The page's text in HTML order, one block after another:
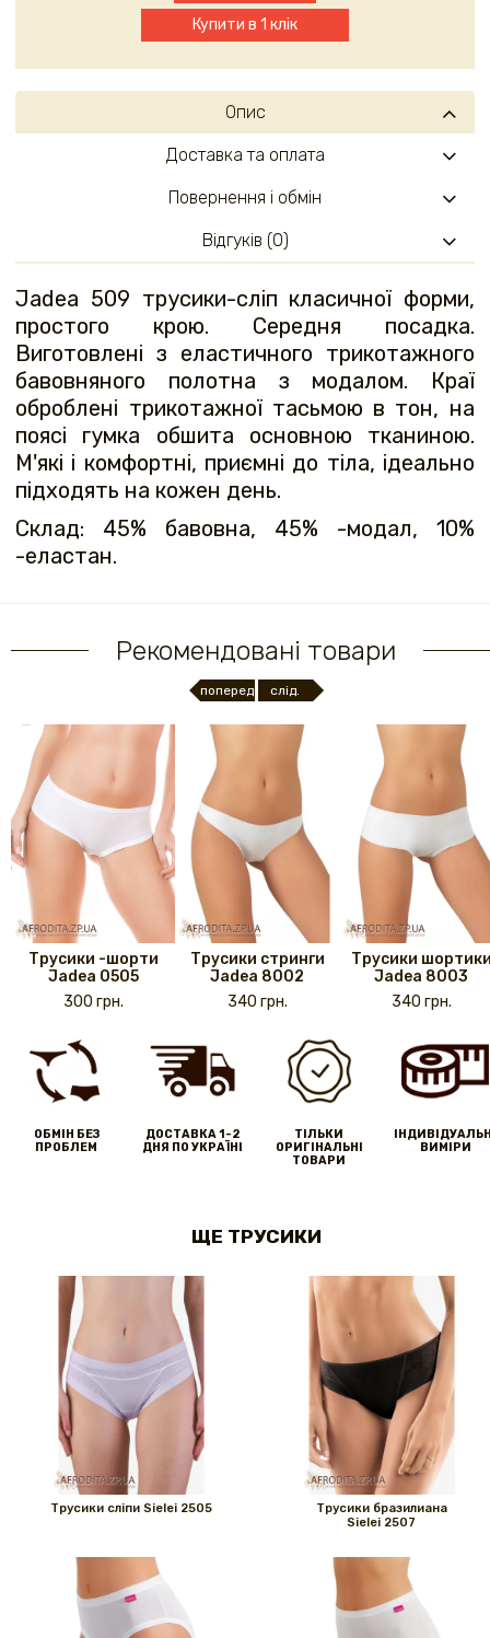
Купити в 1 клік
Опис
Jadea 509 трусики-сліп класичної форми,
простого крою. Середня посадка.
Виготовлені з еластичного трикотажного
бавовняного полотна з модалом. Краї
оброблені трикотажної тасьмою в тон, на
поясі гумка обшита основною тканиною.
М'які і комфортні, приємні до тіла, ідеально
підходять на кожен день.
Склад: 45% бавовна, 45% -модал, 10%
-еластан.
Доставка та оплата
Повернення і обмін
Відгуків (0)
Рекомендовані товари
поперед. слід.
Трусики -шорти
Jadea 0505
300 грн.
Трусики стринги
Jadeа 8002
340 грн.
Трусики
Jadea 8003
340 грн.
ОБМІН БЕЗ
ПРОБЛЕМ
ДОСТАВКА 1-2
ДНЯ ПО УКРАЇНІ
ТІЛЬКИ
ОРИГІНАЛЬНІ
ТОВАРИ
ВИМІРИ
ЩЕ ТРУСИКИ
Трусики сліпи Sielei 2505
Трусики бразилиана
Sielei 2507